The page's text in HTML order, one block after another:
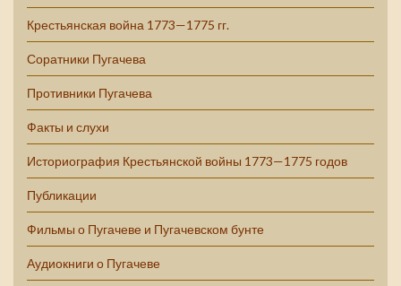
Крестьянская война 1773—1775 гг.
Соратники Пугачева
Противники Пугачева
Факты и слухи
Историография Крестьянской войны 1773—1775 годов
Публикации
Фильмы о Пугачеве и Пугачевском бунте
Аудиокниги о Пугачеве